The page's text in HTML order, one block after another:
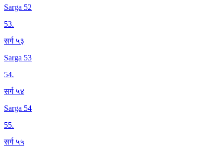
Sarga 52
53.
सर्ग ५३
Sarga 53
54.
सर्ग ५४
Sarga 54
55.
सर्ग ५५